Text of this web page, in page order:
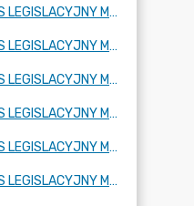
PROCES LEGISLACYJNY MPZP OBEJMUJĄCY FRAGMENT MIEJSCOWOŚCI RADZIEJOWICE
PROCES LEGISLACYJNY MPZP OBEJMUJĄCY FRAGMENT MIEJSCOWOŚCI KRZYŻÓWKA
PROCES LEGISLACYJNY MPZP OBEJMUJĄCY FRAGMENT MIEJSCOWOŚCI BENENARD
PROCES LEGISLACYJNY MPZP OBEJMUJĄCY FRAGMENT MIEJSCOWOŚCI KORYTÓW A
PROCES LEGISLACYJNY MPZP OBEJMUJĄCY FRAGMENT MIEJSCOWOŚCI FRAGMENT MIEJSCOWOŚCI KURANÓW
PROCES LEGISLACYJNY MPZP OBEJMUJĄCY FRAGMENT MIEJSCOWOŚCI NOWE BUDY ORAZ FRAGMENT MIEJSCOWOŚCI BUDY JÓZEFOWSKIE